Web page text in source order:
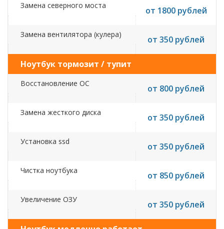
Замена северного моста от 1800 рублей
Замена вентилятора (кулера) от 350 рублей
Ноутбук тормозит / тупит
Восстановление ОС от 800 рублей
Замена жесткого диска от 350 рублей
Установка ssd от 350 рублей
Чистка ноутбука от 850 рублей
Увеличение ОЗУ от 350 рублей